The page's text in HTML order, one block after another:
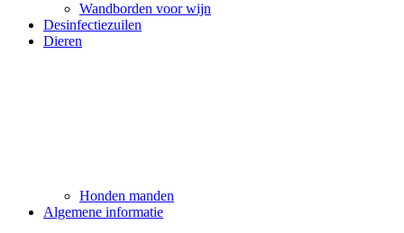
Wandborden voor wijn
Desinfectiezuilen
Dieren
Honden manden
Algemene informatie